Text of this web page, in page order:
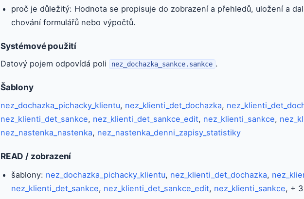
proč je důležitý: Hodnota se propisuje do zobrazení a přehledů, uložení a
chování formulářů nebo výpočtů.
Systémové použití
Datový pojem odpovídá poli nez_dochazka_sankce.sankce .
Šablony
nez_dochazka_pichacky_klientu, nez_klienti_det_dochazka,
nez_klienti_det_sankce, nez_klienti_det_sankce_edit, nez_klienti_sankce,
nez_nastenka_nastenka, nez_nastenka_denni_zapisy_statistiky
READ / zobrazení
šablony: nez_dochazka_pichacky_klientu, nez_klienti_det_dochazka,
nez_klienti_det_sankce, nez_klienti_det_sankce_edit, nez_klienti_sankce, +